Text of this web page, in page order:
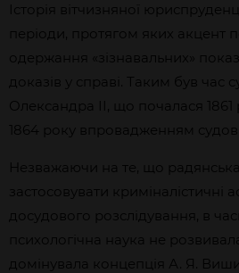
Історія вітчизняної
періоди, протягом яких акцент
одержання «зізнавальних»
доказів у справі. Таким був час
Олександра ІІ, що почалася 1861
1864 року впровадженням
Незважаючи на те, що
застосовувати криміналістичні
досудового розслідування, в
психологічна наука не
домінувала концепція А. Я.